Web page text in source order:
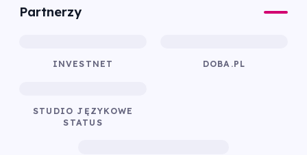
Partnerzy
INVESTNET DOBA.PL
STUDIO JĘZYKOWE
STATUS